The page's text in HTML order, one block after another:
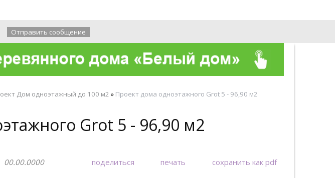
Отправить сообщение
Дом одноэтажный до 100 м2 » Проект дома одноэтажного Grot 5 - 96,90 м2
Grot 5 - 96,90 м2
00.00.0000 поделиться печать сохранить как pdf